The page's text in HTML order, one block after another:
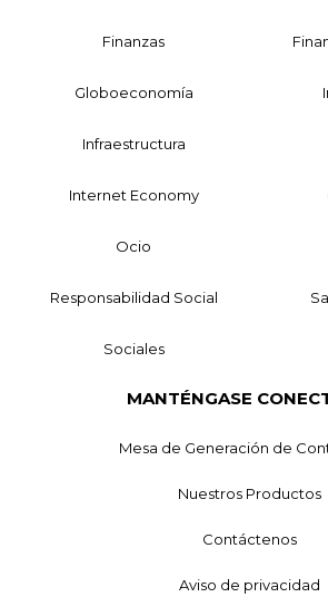
Finanzas
Globoeconomía
Infraestructura
Internet Economy
Ocio
Responsabilidad Social
Sociales
MANTÉNGASE
Mesa de Generación de
Nuestros Productos
Contáctenos
Aviso de privacidad